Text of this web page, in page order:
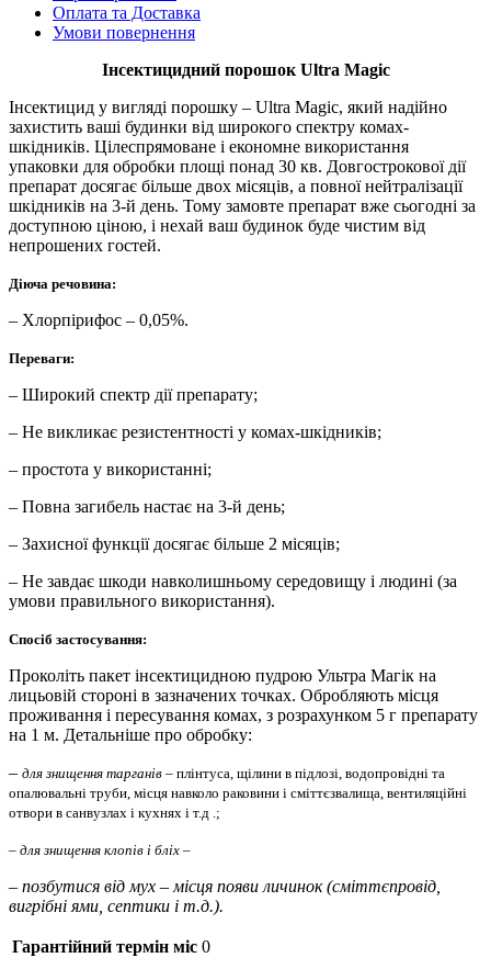
Оплата та Доставка
Умови повернення
Інсектицидний порошок Ultra Magic
Інсектицид у вигляді порошку – Ultra Magic, який надійно
захистить ваші будинки від широкого спектру комах-
шкідників. Цілеспрямоване і економне використання
упаковки для обробки площі понад 30 кв. Довгострокової дії
препарат досягає більше двох місяців, а повної нейтралізації
шкідників на 3-й день. Тому замовте препарат вже сьогодні за
доступною ціною, і нехай ваш будинок буде чистим від
непрошених гостей.
Діюча речовина:
– Хлорпірифос – 0,05%.
Переваги:
– Широкий спектр дії препарату;
– Не викликає резистентності у комах-шкідників;
– простота у використанні;
– Повна загибель настає на 3-й день;
– Захисної функції досягає більше 2 місяців;
– Не завдає шкоди навколишньому середовищу і людині (за
умови правильного використання).
Спосіб застосування:
Проколіть пакет інсектицидною пудрою Ультра Магік на
лицьовій стороні в зазначених точках. Обробляють місця
проживання і пересування комах, з розрахунком 5 г препарату
на 1 м. Детальніше про обробку:
– для знищення тарганів – плінтуса, щілини в підлозі, водопровідні та
опалювальні труби, місця навколо раковини і сміттєзвалища, вентиляційні
отвори в санвузлах і кухнях і т.д .;
– для знищення клопів і бліх –
– позбутися від мух – місця появи личинок (сміттєпровід,
вигрібні ями, септики і т.д.).
Гарантійний термін міс 0